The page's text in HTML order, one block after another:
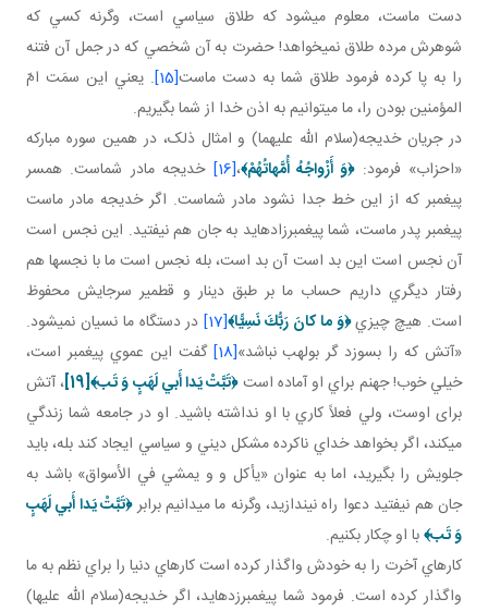
دست ماست، معلوم مي شود که طلاق سياسي است، وگرنه کسي که
شوهرش مرده طلاق نمي خواهد! حضرت به آن شخصي که در جمل آن فتنه
را به پا کرده فرمود طلاق شما به دست ماست[15]
. يعني اين سمَت امّ
المؤمنين بودن را، ما مي توانيم به اذن خدا از شما بگيريم.
در جريان خديجه(سلام الله عليهما) و امثال ذلک، در همين سوره مبارکه
«احزاب» فرمود:﴿وَ أَزْواجُهُ أُمَّهاتُهُمْ﴾،[16]
خديجه مادر شماست. همسر
پيغمبر که از اين خط جدا نشود مادر شماست. اگر خديجه مادر ماست
پيغمبر پدر ماست، شما پيغمبرزاده ايد به جان هم نيفتيد. اين نجس است
آن نجس است اين بد است آن بد است، بله نجس است ما با نجس ها هم
رفتار ديگري داريم حساب ما بر طبق دينار و قطمير سرجايش محفوظ
است. هيچ چيزي﴿وَ ما كانَ رَبُّكَ نَسِيًّا﴾[17]
در دستگاه ما نسيان نمی­شود.
«آتش که را بسوزد گر بولهب نباشد»[18]
گفت اين عموي پيغمبر است،
خيلي خوب! جهنم براي او آماده است﴿تَبَّتْ يَدا أَبي‏ لَهَبٍ وَ تَب‏﴾[19]
، آتش
برای اوست، ولي فعلاً کاري با او نداشته باشيد. او در جامعه شما زندگي
مي کند، اگر بخواهد خداي ناکرده مشکل ديني و سياسي ايجاد کند بله، بايد
جلويش را بگيريد، اما به عنوان «يأکل و و يمشي في الأسواق» باشد به
جان هم نيفتيد دعوا راه نيندازيد، وگرنه ما مي دانيم برابر﴿تَبَّتْ يَدا أَبي‏ لَهَبٍ
وَ تَب‏﴾با او چکار بکنيم.
کارهاي آخرت را به خودش واگذار کرده است کارهاي دنيا را براي نظم به ما
واگذار کرده است. فرمود شما پيغمبرزده ايد، اگر خديجه(سلام الله عليها)